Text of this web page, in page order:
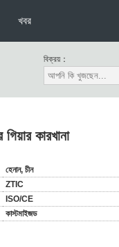
খবর
বিক্রয়：
কারখানা
হেনান, চীন
ZTIC
ISO/CE
কাস্টমাইজড